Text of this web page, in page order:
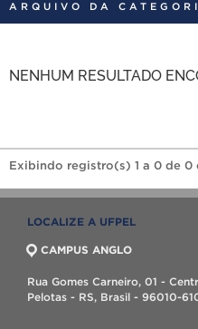
CONCURSOS
INTERNACIONAL
TELEFONES
ARQUIVO DA
NENHUM RESULTADO
Exibindo registro(s) 1 a 0 de 0
LOCALIZE A UFPEL
CAMPUS ANGLO
Rua Gomes Carneiro, 01 -
Pelotas - RS, Brasil - 96010-